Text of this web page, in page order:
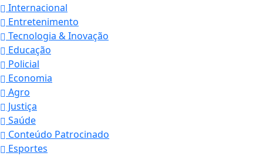
Internacional
Entretenimento
Tecnologia & Inovação
Educação
Policial
Economia
Agro
Justiça
Saúde
Conteúdo Patrocinado
Esportes